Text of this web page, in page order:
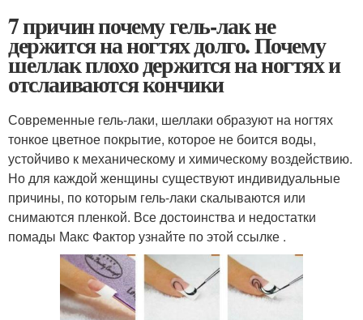
7 причин почему гель-лак не
держится на ногтях долго. Почему
шеллак плохо держится на ногтях и
отслаиваются кончики
Современные гель-лаки, шеллаки образуют на ногтях
тонкое цветное покрытие, которое не боится воды,
устойчиво к механическому и химическому воздействию.
Но для каждой женщины существуют индивидуальные
причины, по которым гель-лаки скалываются или
снимаются пленкой. Все достоинства и недостатки
помады Макс Фактор узнайте по этой ссылке .